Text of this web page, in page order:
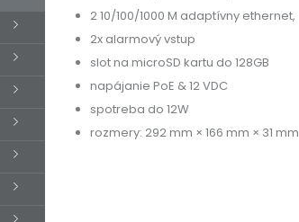
2 10/100/1000 M adaptívny ethernet,
2x alarmový vstup
slot na microSD kartu do 128GB
napájanie PoE & 12 VDC
spotreba do 12W
rozmery: 292 mm × 166 mm × 31 mm